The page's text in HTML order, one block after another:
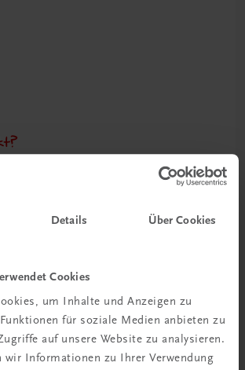
Details Über Cookies
Cookies
um Inhalte und Anzeigen zu
für soziale Medien anbieten zu
auf unsere Website zu analysieren.
wir Informationen zu Ihrer Verwendung